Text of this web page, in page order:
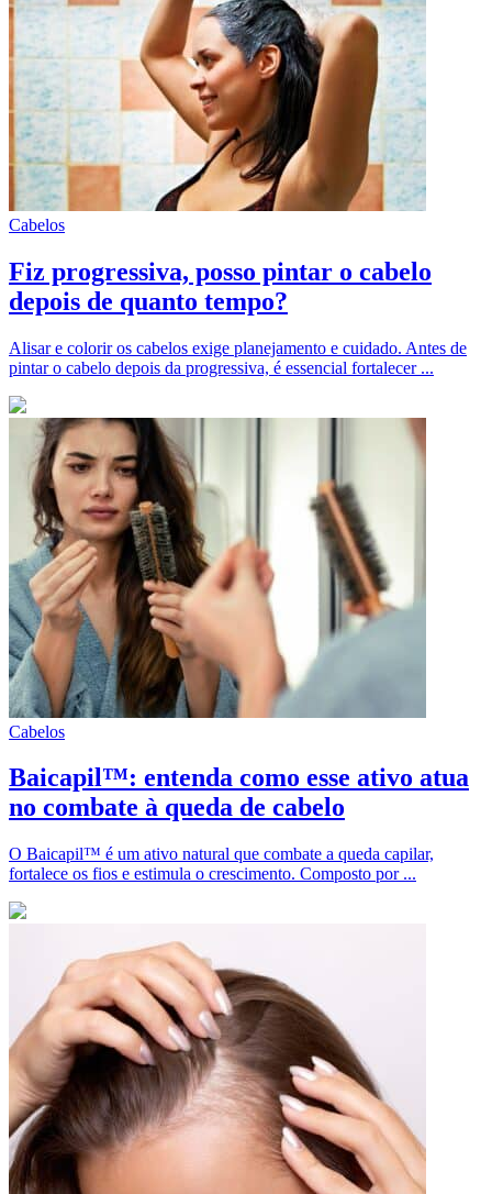
Cabelos
Fiz progressiva, posso pintar o cabelo
depois de quanto tempo?
Alisar e colorir os cabelos exige planejamento e cuidado. Antes de
pintar o cabelo depois da progressiva, é essencial fortalecer ...
Cabelos
Baicapil™: entenda como esse ativo atua
no combate à queda de cabelo
O Baicapil™ é um ativo natural que combate a queda capilar,
fortalece os fios e estimula o crescimento. Composto por ...